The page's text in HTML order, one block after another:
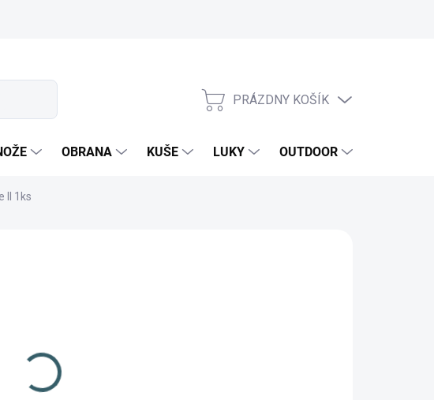
NÁKUPNÝ
PRÁZDNY KOŠÍK
OBRANA KUŠE LUKY OUTDOOR
II 1ks